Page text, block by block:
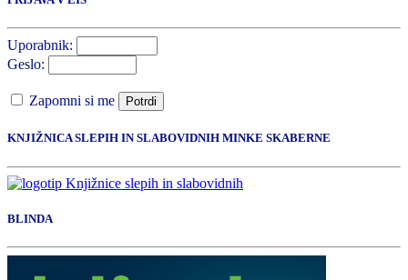
Uporabnik:
Geslo:
Zapomni si me Potrdi
KNJIŽNICA SLEPIH IN SLABOVIDNIH MINKE SKABERNE
BLINDA